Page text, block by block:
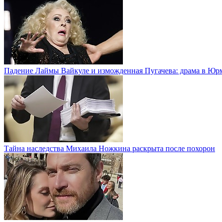
Падение Лаймы Вайкуле и изможденная Пугачева: драма в
Тайна наследства Михаила Ножкина раскрыта после похорон